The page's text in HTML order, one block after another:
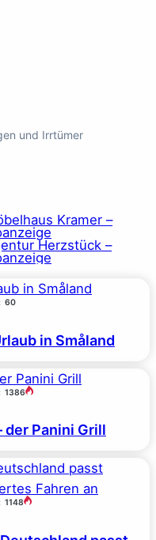
und Irrtümer
60
in Småland
1386
der Panini Grill
1148